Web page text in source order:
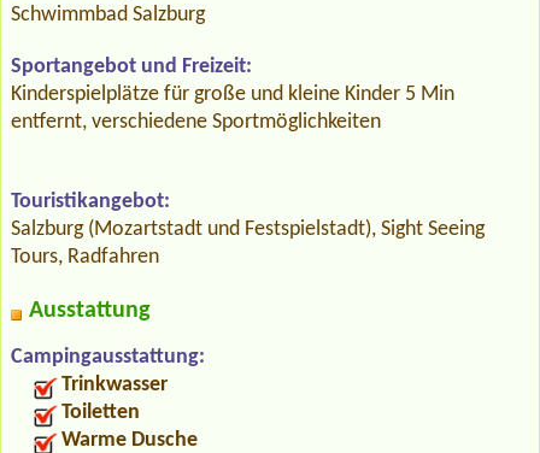
Schwimmbad Salzburg
Sportangebot und Freizeit:
Kinderspielplätze für große und kleine Kinder 5 Min
entfernt, verschiedene Sportmöglichkeiten
Touristikangebot:
Salzburg (Mozartstadt und Festspielstadt), Sight Seeing
Tours, Radfahren
Ausstattung
Campingausstattung:
Trinkwasser
Toiletten
Warme Dusche